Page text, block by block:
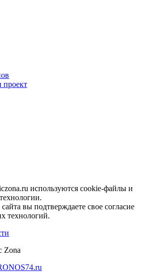
проект
используются coоkie-файлы и
вы подтверждаете свое согласие
технологий.
Zona